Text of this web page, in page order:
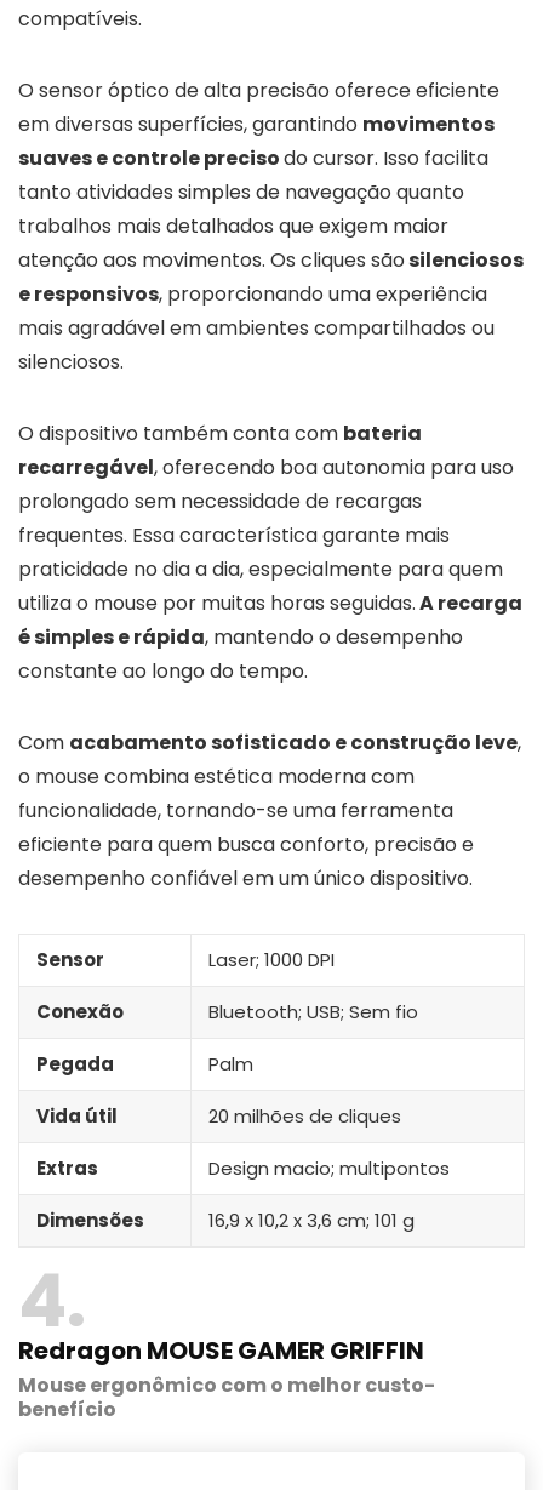
compatíveis.
O sensor óptico de alta precisão oferece eficiente
em diversas superfícies, garantindo movimentos
suaves e controle precisodo cursor. Isso facilita
tanto atividades simples de navegação quanto
trabalhos mais detalhados que exigem maior
atenção aos movimentos. Os cliques sãosilenciosos
e responsivos, proporcionando uma experiência
mais agradável em ambientes compartilhados ou
silenciosos.
O dispositivo também conta com bateria
recarregável, oferecendo boa autonomia para uso
prolongado sem necessidade de recargas
frequentes. Essa característica garante mais
praticidade no dia a dia, especialmente para quem
utiliza o mouse por muitas horas seguidas.A recarga
é simples e rápida, mantendo o desempenho
constante ao longo do tempo.
Com acabamento sofisticado e construção leve,
o mouse combina estética moderna com
funcionalidade, tornando-se uma ferramenta
eficiente para quem busca conforto, precisão e
desempenho confiável em um único dispositivo.
Sensor Laser; 1000 DPI
Conexão Bluetooth; USB; Sem fio
Pegada Palm
Vida útil 20 milhões de cliques
Extras Design macio; multipontos
Dimensões 16,9 x 10,2 x 3,6 cm; 101 g
4
Redragon MOUSE GAMER GRIFFIN
Mouse ergonômico com o melhor custo-
benefício